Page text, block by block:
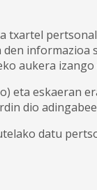
txartel
informazioa
aukera izango
eta eskaeran
dio
datu